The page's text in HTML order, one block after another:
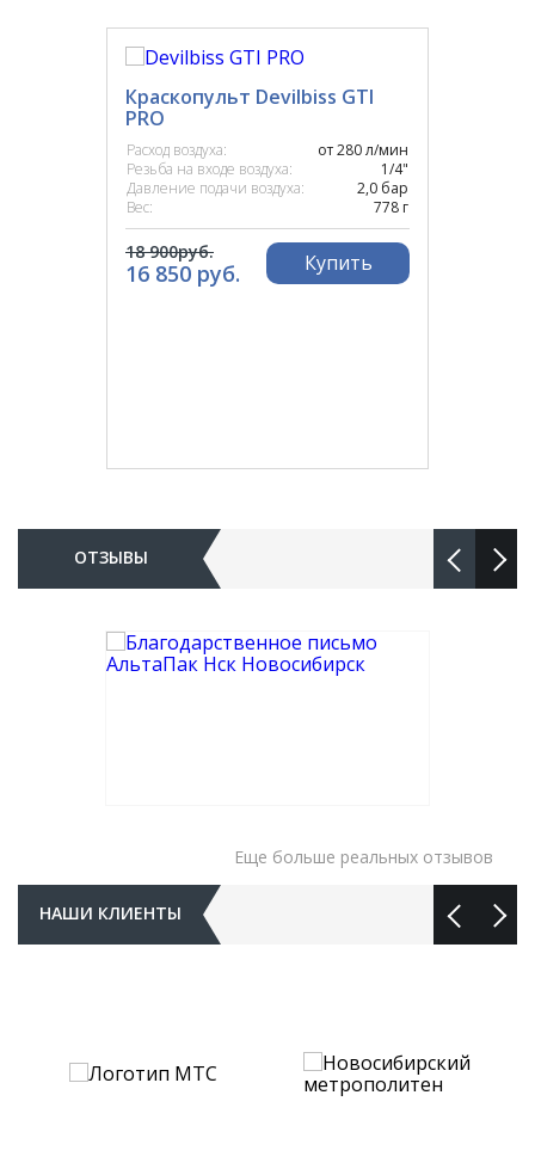
Краскопульт Devilbiss GTI
PRO
Расход воздуха:
от 280 л/мин
Резьба на входе воздуха:
1/4"
Давление подачи воздуха:
2,0 бар
Вес:
778 г
18 900руб.
16 850 руб. Купить
ОТЗЫВЫ
Еще больше реальных отзывов
НАШИ КЛИЕНТЫ